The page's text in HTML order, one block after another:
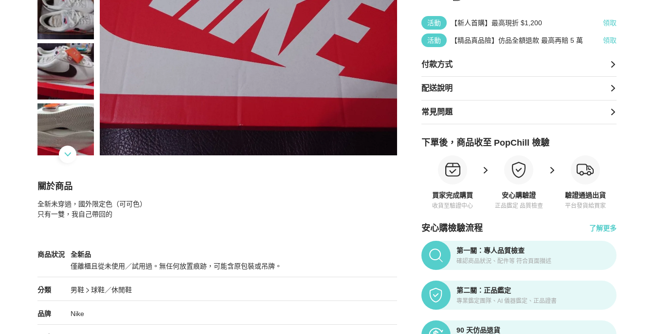
活動 【新人首購】最高現折 $1,200 領取
活動 【精品真品險】仿品全額退款 最高再賠 5 萬 領取
付款方式
配送說明
常見問題
下單後，商品收至 PopChill 檢驗
買家完成購買
收貨至驗證中心
安心購驗證
正品鑑定 品質檢查
驗證通過出貨
平台發貨給買家
安心購檢驗流程 了解更多
PopChill拍拍圈正品驗證、安心購檢驗流程介紹
第一關：專人品質檢查
確認商品狀況、配件等 符合頁面描述
第二關：正品鑑定
專業鑑定團隊、AI 儀器鑑定、正品證書
90 天仿品退貨
關於商品
關於NIKE阿甘鞋商品詳情與購買須知
全新未穿過，國外限定色（可可色）
只有一雙，我自己帶回的
商品狀況
Nike男鞋商品狀態與細節
全新品
僅離櫃且從未使用／試用過。無任何放置痕跡，可能含原包裝或吊牌。
全新品
分類
Nike男鞋 分類資訊
男鞋
球鞋／休閒鞋
男鞋/球鞋／休閒鞋推薦
品牌
Nike精品 男鞋品牌介紹
Nike
Nike推薦清單